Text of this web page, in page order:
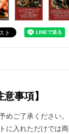
意事項】
めご了承ください。
に入れただけでは